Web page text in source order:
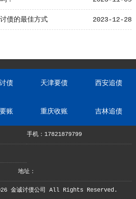
2023-12-28
债的最佳方式
债 天津要债 西安追债
账 重庆收账 吉林追债
手机：17821879799
地址：
金诚讨债公司 All Rights Reserved.